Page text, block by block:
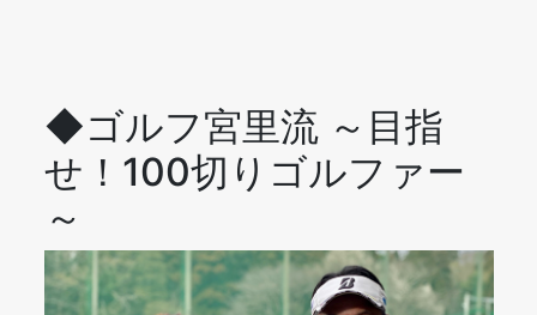
◆ゴルフ宮里流 ～目指
せ！100切りゴルファー
～